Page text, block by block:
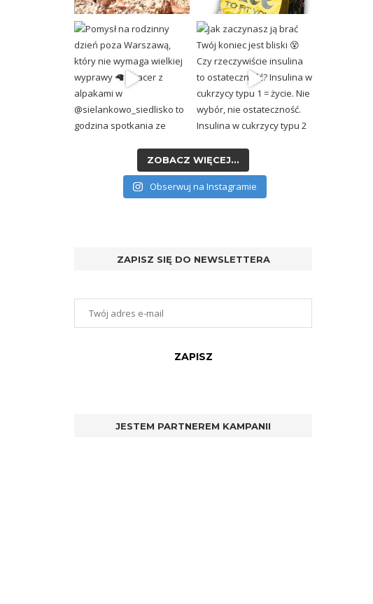
ZOBACZ WIĘCEJ...
Obserwuj na Instagramie
ZAPISZ SIĘ DO NEWSLETTERA
JESTEM PARTNEREM KAMPANII